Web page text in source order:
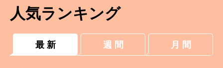
人気ランキング
最 新 週 間 月 間